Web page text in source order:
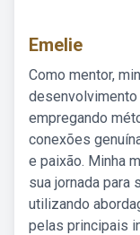
Emelie
Como mentor,
empregando
conexões
e paixão. Minha
sua jornada para
utilizando
pelas principais